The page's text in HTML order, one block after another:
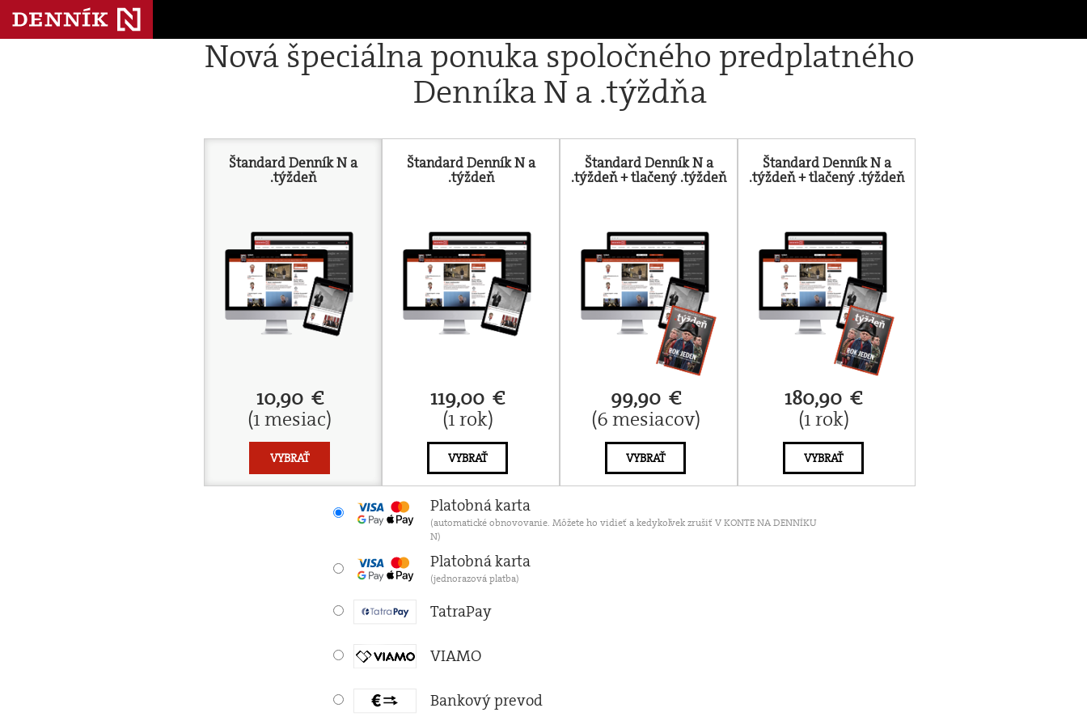
Nová špeciálna ponuka spoločného predplatného
Denníka N a .týždňa
Štandard Denník N a
.týždeň
10,90 €
(1 mesiac)
VYBRAŤ
Štandard Denník N a
.týždeň
119,00 €
(1 rok)
VYBRAŤ
Štandard Denník N a
.týždeň + tlačený .týždeň
99,90 €
(6 mesiacov)
VYBRAŤ
Štandard Denník N a
.týždeň + tlačený .týždeň
180,90 €
(1 rok)
VYBRAŤ
Platobná karta
(automatické obnovovanie. Môžete ho vidieť a kedykoľvek zrušiť V KONTE NA DENNÍKU
N)
Platobná karta
(jednorazová platba)
TatraPay
VIAMO
Bankový prevod